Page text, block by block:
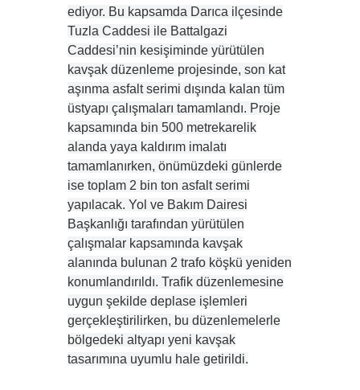
ediyor. Bu kapsamda Darıca ilçesinde
Tuzla Caddesi ile Battalgazi
Caddesi’nin kesişiminde yürütülen
kavşak düzenleme projesinde, son kat
aşınma asfalt serimi dışında kalan tüm
üstyapı çalışmaları tamamlandı. Proje
kapsamında bin 500 metrekarelik
alanda yaya kaldırım imalatı
tamamlanırken, önümüzdeki günlerde
ise toplam 2 bin ton asfalt serimi
yapılacak. Yol ve Bakım Dairesi
Başkanlığı tarafından yürütülen
çalışmalar kapsamında kavşak
alanında bulunan 2 trafo köşkü yeniden
konumlandırıldı. Trafik düzenlemesine
uygun şekilde deplase işlemleri
gerçekleştirilirken, bu düzenlemelerle
bölgedeki altyapı yeni kavşak
tasarımına uyumlu hale getirildi.